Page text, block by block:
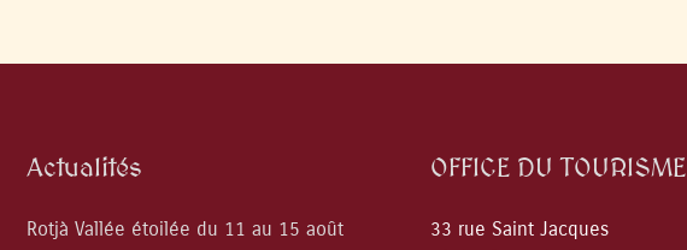
Actualités
Rotjà Vallée étoilée du 11 au 15 août
OFFICE DU TOURISME
33 rue Saint Jacques